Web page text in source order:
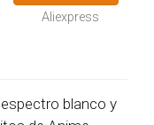
Aliexpress
blanco y